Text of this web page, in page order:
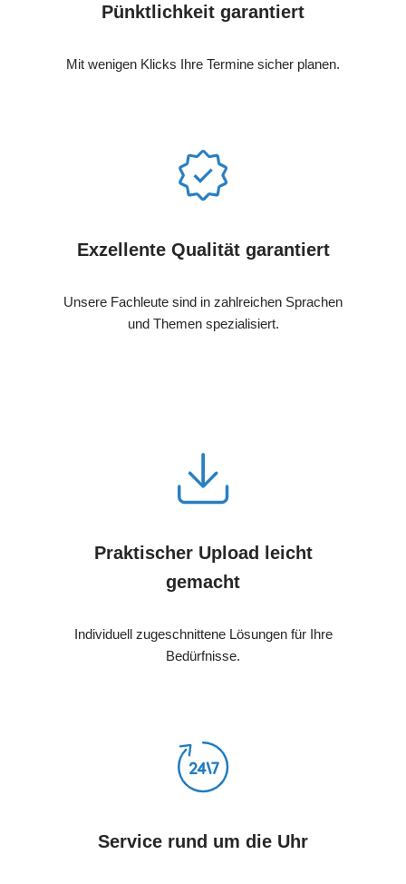
Pünktlichkeit garantiert
Mit wenigen Klicks Ihre Termine sicher planen.
Exzellente Qualität garantiert
Unsere Fachleute sind in zahlreichen Sprachen
und Themen spezialisiert.
Praktischer Upload leicht
gemacht
Individuell zugeschnittene Lösungen für Ihre
Bedürfnisse.
Service rund um die Uhr